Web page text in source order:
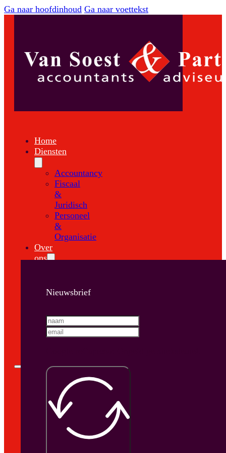
Ga naar hoofdinhoud Ga naar voettekst
Home
Diensten
Accountancy
Fiscaal
&
Juridisch
Personeel
&
Organisatie
Over
ons
Werken
Contact
Diensten
Accountancy
Fiscaal
Nieuwsbrief